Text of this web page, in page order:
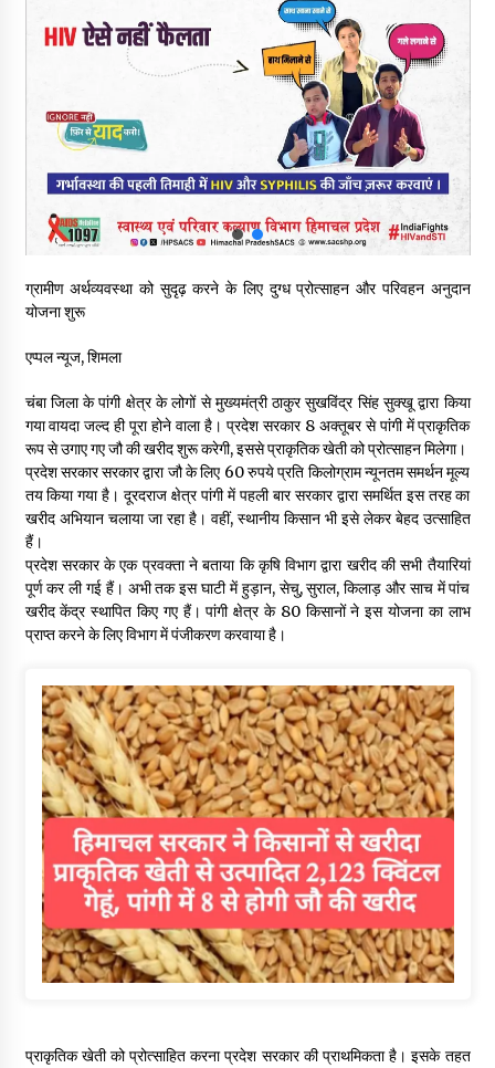
6 साल में पीएम नरेंद्र मोदी के विदेश दौरों पर 557 करोड़ खर्च, सरकार ने
संसद में दी जानकारी
07/08/2026
रूपी भावा वन्यजीव अभयारण्य में फिर दिखा जंगलों का ‘खामोश पहरेदार’, दुर्लभ
भ्रष्टाचार से अर्जित संपत्ति जब्त कर गरीबों में बांटेगी हिमाचल सरकार -CM
06/08/2026
आपदा के दौरान मीडिया संचार एवं सूचना प्रबंधन पर शिमला में एक दिवसीय
ओरिएंटेशन कार्यशाला आयोजित
06/08/2026
ग्रामीण अर्थव्यवस्था को सुदृढ़ करने के लिए दुग्ध प्रोत्साहन और परिवहन अनुदान
योजना शुरू
एप्पल न्यूज, शिमला
चंबा जिला के पांगी क्षेत्र के लोगों से मुख्यमंत्री ठाकुर सुखविंद्र सिंह सुक्खू द्वारा किया
गया वायदा जल्द ही पूरा होने वाला है। प्रदेश सरकार 8 अक्तूबर से पांगी में प्राकृतिक
रूप से उगाए गए जौ की खरीद शुरू करेगी, इससे प्राकृतिक खेती को प्रोत्साहन मिलेगा।
प्रदेश सरकार सरकार द्वारा जौ के लिए 60 रुपये प्रति किलोग्राम न्यूनतम समर्थन मूल्य
तय किया गया है। दूरदराज क्षेत्र पांगी में पहली बार सरकार द्वारा समर्थित इस तरह का
खरीद अभियान चलाया जा रहा है। वहीं, स्थानीय किसान भी इसे लेकर बेहद उत्साहित
हैं।
प्रदेश सरकार के एक प्रवक्ता ने बताया कि कृषि विभाग द्वारा खरीद की सभी तैयारियां
पूर्ण कर ली गई हैं। अभी तक इस घाटी में हुड़ान, सेचु, सुराल, किलाड़ और साच में पांच
खरीद केंद्र स्थापित किए गए हैं। पांगी क्षेत्र के 80 किसानों ने इस योजना का लाभ
प्राप्त करने के लिए विभाग में पंजीकरण करवाया है।
प्राकृतिक खेती को प्रोत्साहित करना प्रदेश सरकार की प्राथमिकता है। इसके तहत